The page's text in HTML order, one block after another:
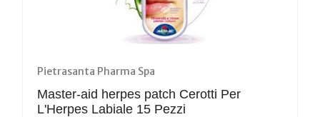
Pietrasanta Pharma Spa
Master-aid herpes patch Cerotti Per
L'Herpes Labiale 15 Pezzi